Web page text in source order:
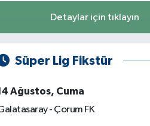
Detaylar için tıklayın
Süper Lig Fikstür
Ağustos, Cuma
- Çorum FK